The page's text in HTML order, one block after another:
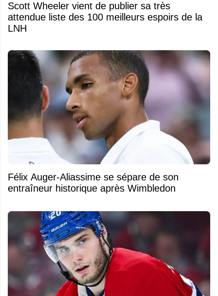
Scott Wheeler vient de publier sa très
attendue liste des 100 meilleurs espoirs de la
LNH
Félix Auger-Aliassime se sépare de son
entraîneur historique après Wimbledon